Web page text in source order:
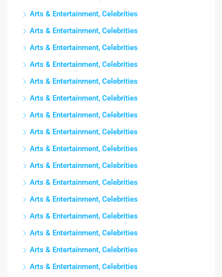
Arts & Entertainment, Celebrities
Arts & Entertainment, Celebrities
Arts & Entertainment, Celebrities
Arts & Entertainment, Celebrities
Arts & Entertainment, Celebrities
Arts & Entertainment, Celebrities
Arts & Entertainment, Celebrities
Arts & Entertainment, Celebrities
Arts & Entertainment, Celebrities
Arts & Entertainment, Celebrities
Arts & Entertainment, Celebrities
Arts & Entertainment, Celebrities
Arts & Entertainment, Celebrities
Arts & Entertainment, Celebrities
Arts & Entertainment, Celebrities
Arts & Entertainment, Celebrities